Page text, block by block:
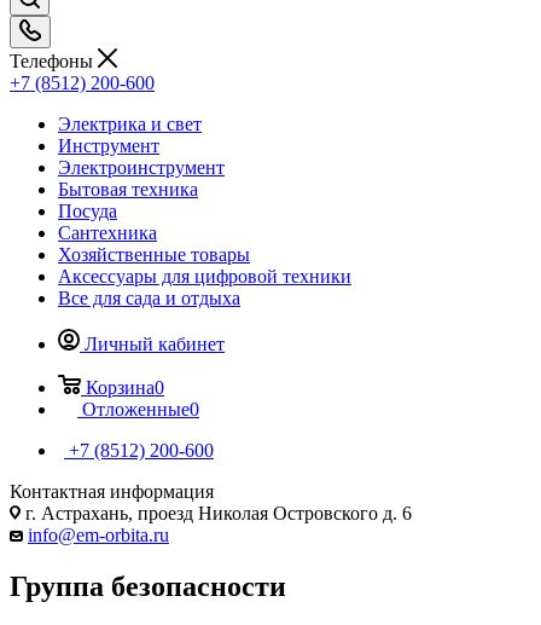
Телефоны
+7 (8512) 200-600
Электрика и свет
Инструмент
Электроинструмент
Бытовая техника
Посуда
Сантехника
Хозяйственные товары
Аксессуары для цифровой техники
Все для сада и отдыха
Личный кабинет
Корзина0
Отложенные0
+7 (8512) 200-600
Контактная информация
г. Астрахань, проезд Николая Островского д. 6
info@em-orbita.ru
Группа безопасности